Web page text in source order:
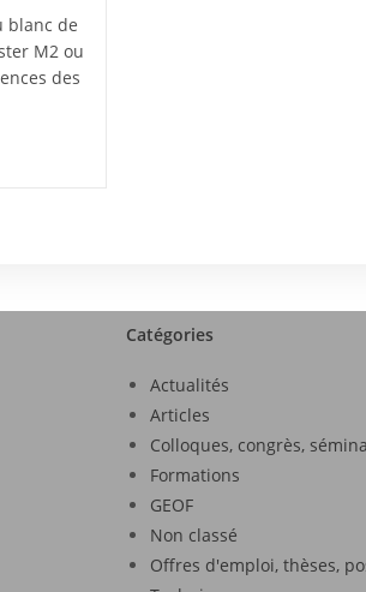
blanc de
M2 ou
des
Catégories
Actualités
Articles
Colloques, congrès,
Formations
GEOF
Non classé
Offres d'emploi, thèses,